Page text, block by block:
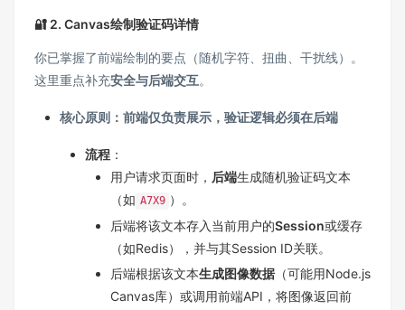
🔐 2. Canvas绘制验证码详情
你已掌握了前端绘制的要点（随机字符、扭曲、干扰线）。
这里重点补充安全与后端交互。
核心原则：前端仅负责展示，验证逻辑必须在后端
流程 ：
用户请求页面时， 后端生成随机验证码文本
（如 A7X9 ）。
后端将该文本存入当前用户的Session或缓存
（如Redis），并与其Session ID关联。
后端根据该文本生成图像数据 （可能用Node.js
Canvas库）或调用前端API，将图像返回前